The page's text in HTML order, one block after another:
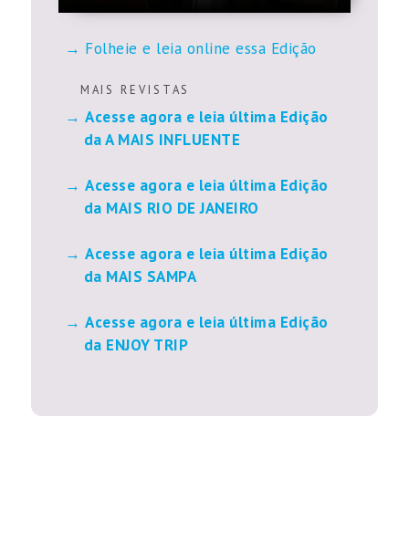
Folheie e leia online essa Edição
M A I S R E V I S T A S
Acesse agora e leia última Edição
da A MAIS INFLUENTE
Acesse agora e leia última Edição
da MAIS RIO DE JANEIRO
Acesse agora e leia última Edição
da MAIS SAMPA
Acesse agora e leia última Edição
da ENJOY TRIP